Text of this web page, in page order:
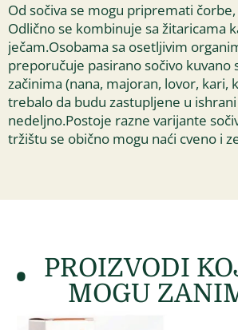
Od sočiva se mogu pripremati čorbe,
Odlično se kombinuje sa žitaricama
ječam.Osobama sa osetljivim
preporučuje pasirano sočivo kuvano
začinima (nana, majoran, lovor, kari,
trebalo da budu zastupljene u
nedeljno.Postoje razne varijante
tržištu se obično mogu naći cveno i
PROIZVODI
MOGU